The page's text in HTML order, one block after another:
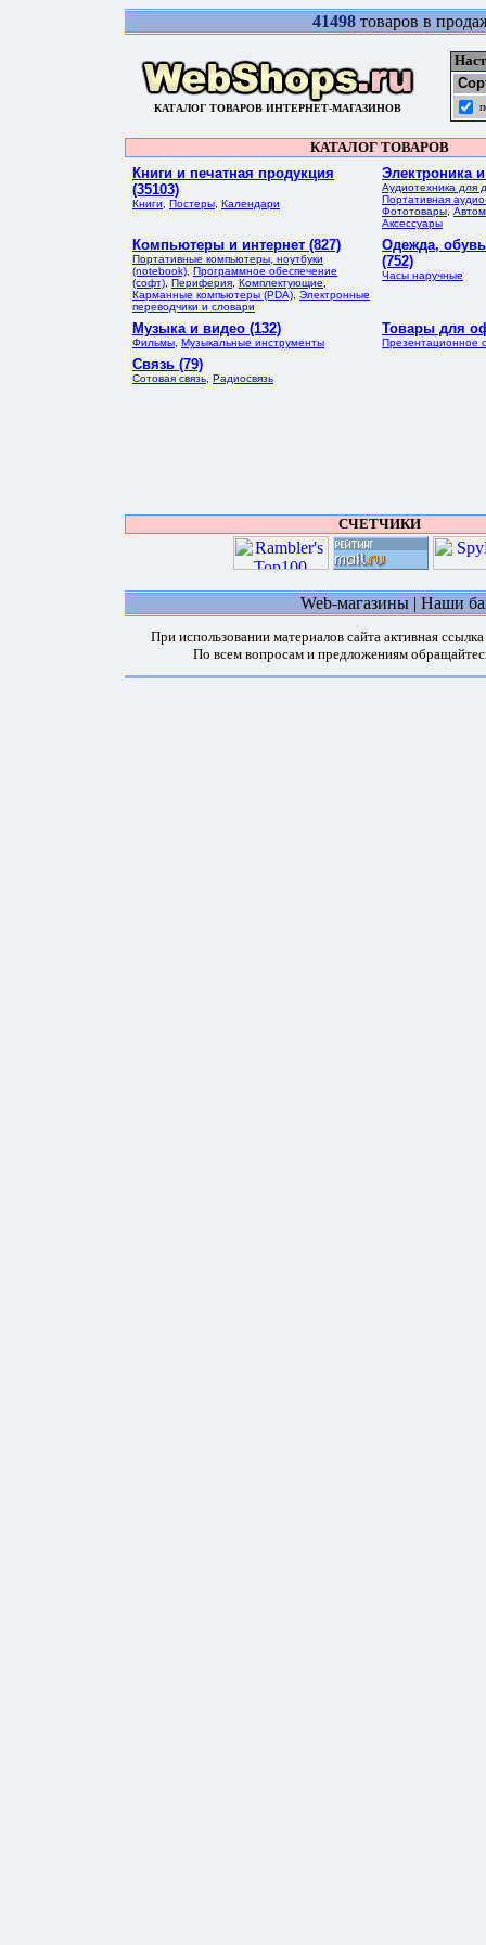
41498 товаров в
КАТАЛОГ ТОВАРОВ ИНТЕРНЕТ-МАГАЗИНОВ
КАТАЛОГ ТОВАРОВ
Книги и печатная продукция
(35103)
Книги Постеры Календари
Электроника
Аудиотехника для
Портативная
Фототовары
Аксессуары
Компьютеры и интернет (827)
Портативные компьютеры, ноутбуки
(notebook) Программное обеспечение
(софт) Периферия Комплектующие
Карманные компьютеры (PDA) Электронные
переводчики и словари
Одежда,
(752)
Часы наручные
Музыка и видео (132)
Фильмы Музыкальные инструменты
Товары для
Презентационное
Связь (79)
Сотовая связь Радиосвязь
СЧЕТЧИКИ
Web-магазины | Наши
При использовании материалов сайта активная
По всем вопросам и предложениям